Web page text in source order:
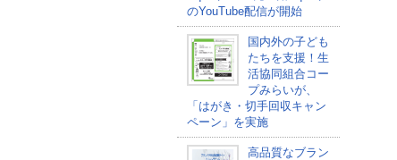
のYouTube配信が開始
国内外の子ども
たちを支援！生
活協同組合コー
プみらいが、
「はがき・切手回収キャン
ペーン」を実施
高品質なブラン